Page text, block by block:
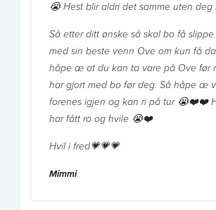
😭 Hest blir aldri det samme uten deg
Så etter ditt ønske så skal bo få slippe
med sin beste venn Ove om kun få
håpe æ at du kan ta vare på Ove før
har gjort med bo før deg. Så håpe æ
forenes igjen og kan ri på tur 😭❤️❤️
har fått ro og hvile 😭❤️
Hvil i fred💗💗💗
Mimmi